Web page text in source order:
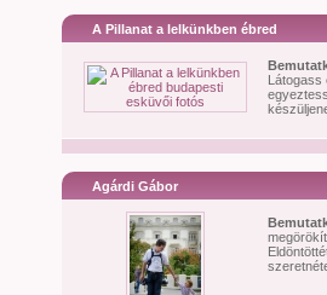
A Pillanat a lelkünkben ébred
Látogass
Agárdi Gábor